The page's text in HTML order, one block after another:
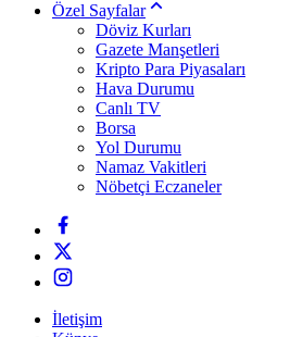
Özel Sayfalar
Döviz Kurları
Gazete Manşetleri
Kripto Para Piyasaları
Hava Durumu
Canlı TV
Borsa
Yol Durumu
Namaz Vakitleri
Nöbetçi Eczaneler
İletişim